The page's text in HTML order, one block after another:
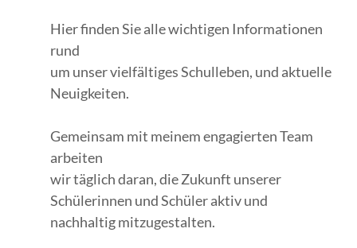
Hier finden Sie alle wichtigen Informationen
rund
um unser vielfältiges Schulleben, und aktuelle
Neuigkeiten.
Gemeinsam mit meinem engagierten Team
arbeiten
wir täglich daran, die Zukunft unserer
Schülerinnen und Schüler aktiv und
nachhaltig mitzugestalten.